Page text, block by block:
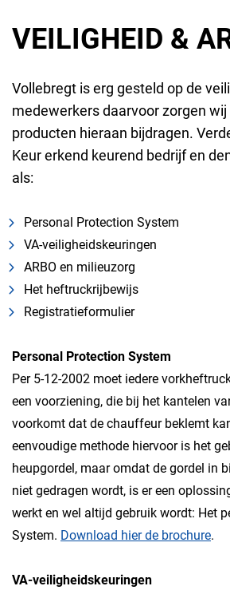
VEILIGHEID &
Vollebregt is erg gesteld op de
medewerkers daarvoor zorgen wij
producten hieraan bijdragen.
Keur erkend keurend bedrijf en
als:
Personal Protection System
VA-veiligheidskeuringen
ARBO en milieuzorg
Het heftruckrijbewijs
Registratieformulier
Personal Protection System
Per 5-12-2002 moet iedere
een voorziening, die bij het kantelen
voorkomt dat de chauffeur beklemt
eenvoudige methode hiervoor is het
heupgordel, maar omdat de gordel in
niet gedragen wordt, is er een
werkt en wel altijd gebruik wordt: Het
System. Download hier de brochure.
VA-veiligheidskeuringen